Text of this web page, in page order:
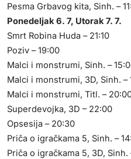
Pesma Grbavog kita, Sinh. –
Ponedeljak 6. 7, Utorak 7. 7.
Smrt Robina Huda – 21:10
Poziv – 19:00
Malci i monstrumi, Sinh. –
Malci i monstrumi, 3D, Sinh. –
Malci i monstrumi, Titl. –
Superdevojka, 3D – 22:00
Opsesija – 20:30
Priča o igračkama 5, Sinh. –
Priča o igračkama 5, 3D, Sinh.